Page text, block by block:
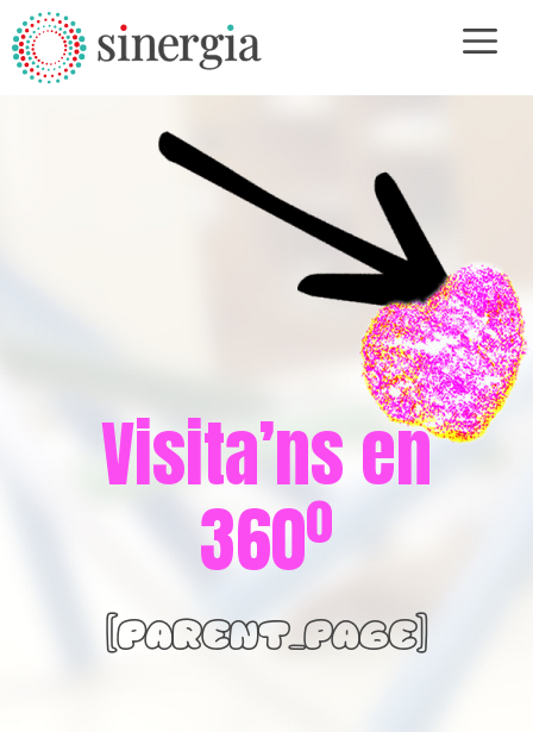
post_parent ) { return ''; // si no té pare, no mostrem res } $parent_id =
$post->post_parent; $parent_link = get_permalink( $parent_id );
$parent_title = get_the_title( $parent_id ); return '
' . esc_html(
$parent_title ) . '
Visita’ns en
360º
[parent_page]